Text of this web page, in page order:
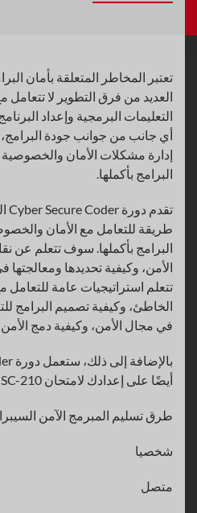
تعتبر المخاطر المتعلقة بأمان
العديد من فرق التطوير لا تتعامل
التعليمات البرمجية وإعداد
أي جانب من جوانب جودة البرامج،
إدارة مشكلات الأمان
البرامج بأكملها.
طريقة للتعامل مع الأمان
البرامج بأكملها. سوف تتعلم عن
الأمن، وكيفية تحديدها
تتعلم استراتيجيات عامة للتعامل
الخاطئ، وكيفية تصميم البرامج
في مجال الأمن، وكيفية دمج
أيضًا على إعدادك لامتحان CertNexus CSC-210.
طرق تسليم المبرمج الآمن
شخصيا
متصل